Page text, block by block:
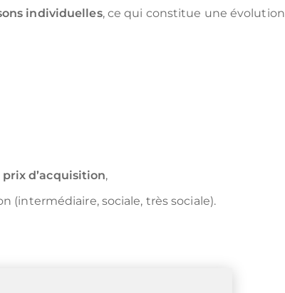
individuelles, ce qui constitue une évolution
prix d’acquisition,
(intermédiaire, sociale, très sociale).